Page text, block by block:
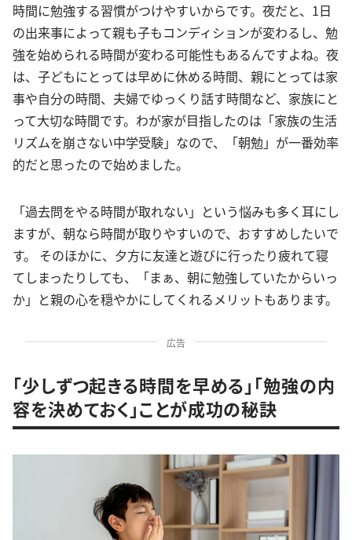
時間に勉強する習慣がつけやすいからです。夜だと、1日
の出来事によって親も子もコンディションが変わるし、勉
強を始められる時間が変わる可能性もあるんですよね。夜
は、子どもにとっては早めに休める時間、親にとっては家
事や自分の時間、夫婦でゆっくり話す時間など、家族にと
って大切な時間です。わが家が目指したのは「家族の生活
リズムを崩さない中学受験」なので、「朝勉」が一番効率
的だと思ったので始めました。
「過去問をやる時間が取れない」という悩みも多く耳にし
ますが、朝なら時間が取りやすいので、おすすめしたいで
す。 そのほかに、夕方に友達と遊びに行ったり疲れて寝
てしまったりしても、「まぁ、朝に勉強していたからいっ
か」と親の心を穏やかにしてくれるメリットもあります。
広告
「少しずつ起きる時間を早める」「勉強の内
容を決めておく」ことが成功の秘訣